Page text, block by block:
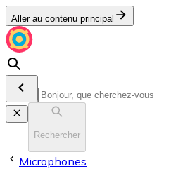
Aller au contenu principal
Rechercher
Microphones